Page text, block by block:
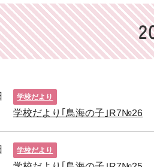
学校だより
学校だより｢鳥海の子｣R7№26
学校だより